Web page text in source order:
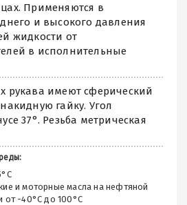
Применяются в
и высокого давления
жидкости от
в исполнительные
рукава имеют сферический
гайку. Угол
37°. Резьба метрическая
и моторные масла на нефтяной
от -40°C до 100°C